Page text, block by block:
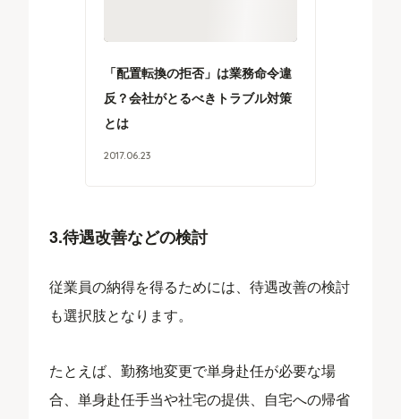
「配置転換の拒否」は業務命令違
反？会社がとるべきトラブル対策
とは
2017.06.23
3.待遇改善などの検討
従業員の納得を得るためには、待遇改善の検討
も選択肢となります。
たとえば、勤務地変更で単身赴任が必要な場
合、単身赴任手当や社宅の提供、自宅への帰省